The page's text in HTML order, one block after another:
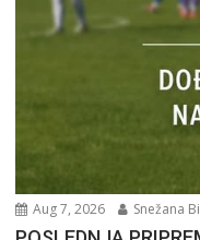
Aug 7, 2026 Snežana